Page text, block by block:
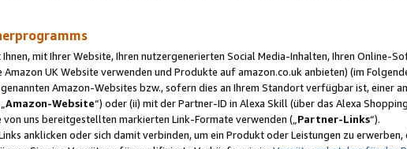
mit Ihrer Website, Ihren nutzergenerierten Social Media-Inhalten, Ihren
UK Website verwenden und Produkte auf amazon.co.uk anbieten) (im
genannten Amazon-Websites bzw., sofern dies an Ihrem Standort verfügbar ist, einer
Amazon-Website“) oder (ii) mit der Partner-ID in Alexa Skill (über das Alexa
uns bereitgestellten markierten Link-Formate verwenden („ Partner-Links“).
anklicken oder sich damit verbinden, um ein Produkt oder Leistungen zu